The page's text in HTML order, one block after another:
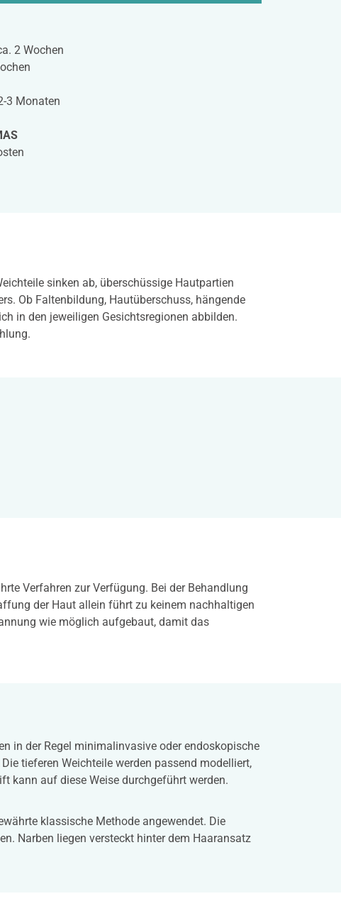
2 Wochen
3 Monaten
sinken ab, überschüssige Hautpartien
Ob Faltenbildung, Hautüberschuss, hängende
in den jeweiligen Gesichtsregionen abbilden.
Verfahren zur Verfügung. Bei der Behandlung
der Haut allein führt zu keinem nachhaltigen
wie möglich aufgebaut, damit das
in der Regel minimalinvasive oder endoskopische
tieferen Weichteile werden passend modelliert,
kann auf diese Weise durchgeführt werden.
klassische Methode angewendet. Die
Narben liegen versteckt hinter dem Haaransatz